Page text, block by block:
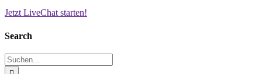
Jetzt LiveChat starten!
Mail
Schiebereglerbereich
Search
Suche
nach: